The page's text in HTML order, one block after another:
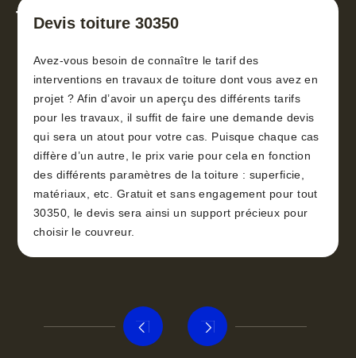
toiture 30
Devis toiture 30350
Avez-vous besoin de connaître le tarif des
interventions en travaux de toiture dont vous avez en
projet ? Afin d’avoir un aperçu des différents tarifs
pour les travaux, il suffit de faire une demande devis
qui sera un atout pour votre cas. Puisque chaque cas
diffère d’un autre, le prix varie pour cela en fonction
des différents paramètres de la toiture : superficie,
matériaux, etc. Gratuit et sans engagement pour tout
30350, le devis sera ainsi un support précieux pour
choisir le couvreur.